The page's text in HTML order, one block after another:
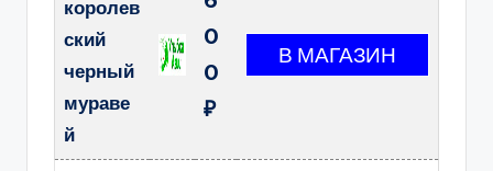
королев
ский
черный
мураве
й
0
0
₽